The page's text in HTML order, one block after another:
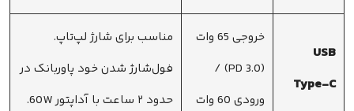
USB
Type-C
خروجی 65 وات
(PD 3.0) /
ورودی 60 وات
مناسب برای شارژ لپ‌تاپ.
فول‌شارژ شدن خود پاوربانک در
حدود ۲ ساعت با آداپتور 60W.